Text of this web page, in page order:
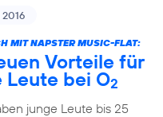
MIT NAPSTER MUSIC-FLAT:
Vorteile für
Leute bei O2
junge Leute bis 25